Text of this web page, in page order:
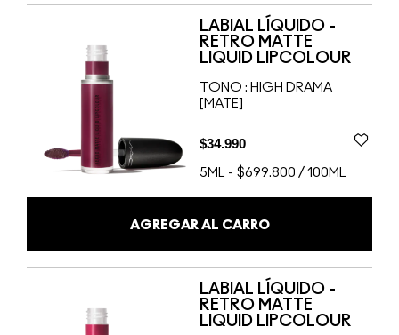
LABIAL LÍQUIDO -
RETRO MATTE
LIQUID LIPCOLOUR
TONO : HIGH DRAMA
[MATE]
$34.990
5ML - $699.800 / 100ML
AGREGAR AL CARRO
LABIAL LÍQUIDO -
RETRO MATTE
LIQUID LIPCOLOUR